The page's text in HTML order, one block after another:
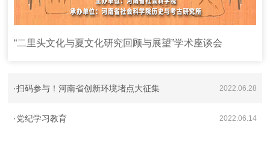
“二里头文化与夏文化研究回顾与展望”学术座谈会
·扫码参与！河南省创新环境堵点大征集 2022.06.28
·党纪学习教育 2022.06.14